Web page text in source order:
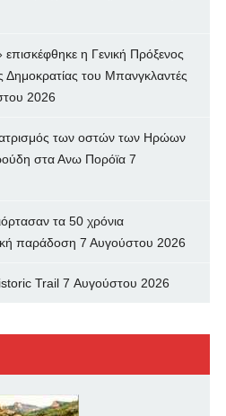
επισκέφθηκε η Γενική Πρόξενος
Δημοκρατίας του Μπανγκλαντές
2026
των oστών των Ηρώων
στα Ανω Πορόϊα 7
τα 50 χρόνια
παράδοση 7 Αυγούστου 2026
Trail 7 Αυγούστου 2026